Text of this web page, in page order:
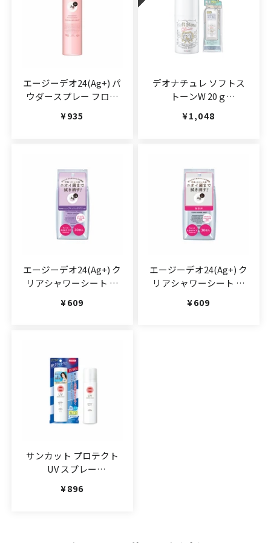
エージーデオ24(Ag+) パ
ウダースプレー フロー
142g(JAN:4901872464142)
通常価格
¥935
デオナチュレ ソフトス
トーンW 20ｇ
通常価格
¥1,048
エージーデオ24(Ag+) ク
リアシャワーシート フ
(JAN:4901872464777)
通常価格
¥609
エージーデオ24(Ag+) ク
リアシャワーシート 無
(JAN:4901872464760)
通常価格
¥609
サンカット プロテクト
UV スプレー
通常価格
¥896